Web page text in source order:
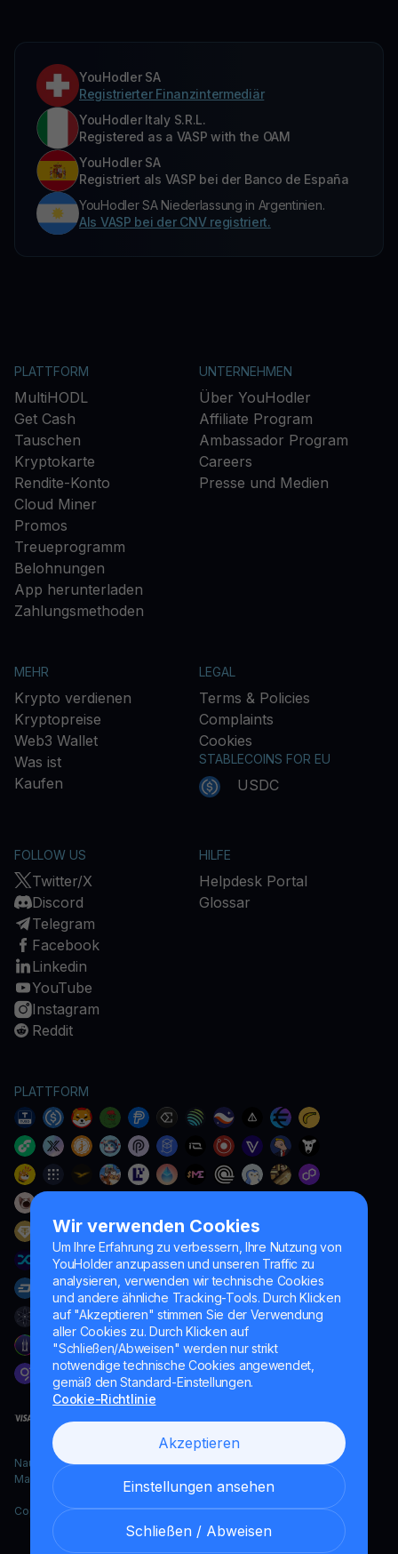
Wir verwenden Cookies
Um Ihre Erfahrung zu verbessern, Ihre Nutzung von
YouHolder anzupassen und unseren Traffic zu
analysieren, verwenden wir technische Cookies
und andere ähnliche Tracking-Tools. Durch Klicken
auf "Akzeptieren" stimmen Sie der Verwendung
aller Cookies zu. Durch Klicken auf
"Schließen/Abweisen" werden nur strikt
notwendige technische Cookies angewendet,
gemäß den Standard-Einstellungen.
Cookie-Richtlinie
Akzeptieren
Einstellungen ansehen
Schließen / Abweisen
YouHodler SA
Registrierter Finanzintermediär
YouHodler Italy S.R.L.
Registered as a VASP with the OAM
YouHodler SA
Registriert als VASP bei der Banco de España
YouHodler SA Niederlassung in Argentinien.
Als VASP bei der CNV registriert.
PLATTFORM
MultiHODL
Get Cash
Tauschen
Kryptokarte
Rendite-Konto
Cloud Miner
Promos
Treueprogramm
Belohnungen
App herunterladen
Zahlungsmethoden
UNTERNEHMEN
Über YouHodler
Affiliate Program
Ambassador Program
Careers
Presse und Medien
MEHR
Krypto verdienen
Kryptopreise
Web3 Wallet
Was ist
Kaufen
LEGAL
Terms & Policies
Complaints
Cookies
STABLECOINS FOR EU
USDC
FOLLOW US
Twitter/X
Discord
Telegram
Facebook
Linkedin
YouTube
Instagram
Reddit
HILFE
Helpdesk Portal
Glossar
PLATTFORM
Naumard LTD. – ausschließlich für IT-Entwicklung, Forschung und
Marketingzwecke
Copyright YouHodler, 2026.